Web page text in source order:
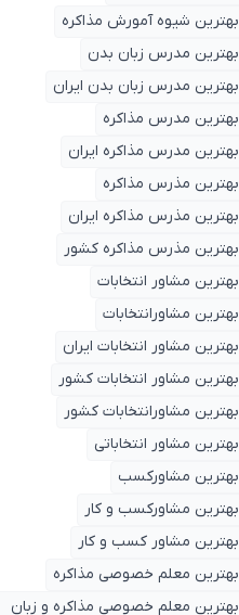
بهترین شیوه آمورش مذاکره
بهترین مدرس زبان بدن
بهترین مدرس زبان بدن ایران
بهترین مدرس مذاکره
بهترین مدرس مذاکره ایران
بهترین مذرس مذاکره
بهترین مذرس مذاکره ایران
بهترین مذرس مذاکره کشور
بهترین مشاور انتخابات
بهترین مشاورانتخابات
بهترین مشاور انتخابات ایران
بهترین مشاور انتخابات کشور
بهترین مشاورانتخابات کشور
بهترین مشاور انتخاباتی
بهترین مشاورکسب
بهترین مشاورکسب و کار
بهترین مشاور کسب و کار
بهترین معلم خصوصی مذاکره
بهترین معلم خصوصی مذاکره و زبان